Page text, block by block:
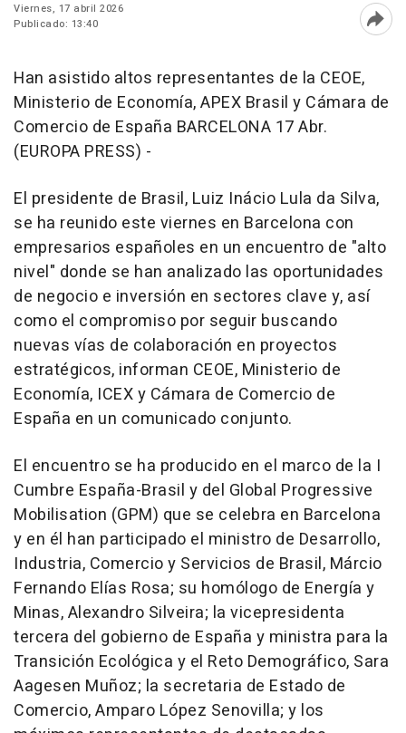
Viernes, 17 abril 2026
Publicado: 13:40
Han asistido altos representantes de la CEOE,
Ministerio de Economía, APEX Brasil y Cámara de
Comercio de España BARCELONA 17 Abr.
(EUROPA PRESS) -
El presidente de Brasil, Luiz Inácio Lula da Silva,
se ha reunido este viernes en Barcelona con
empresarios españoles en un encuentro de "alto
nivel" donde se han analizado las oportunidades
de negocio e inversión en sectores clave y, así
como el compromiso por seguir buscando
nuevas vías de colaboración en proyectos
estratégicos, informan CEOE, Ministerio de
Economía, ICEX y Cámara de Comercio de
España en un comunicado conjunto.
El encuentro se ha producido en el marco de la I
Cumbre España-Brasil y del Global Progressive
Mobilisation (GPM) que se celebra en Barcelona
y en él han participado el ministro de Desarrollo,
Industria, Comercio y Servicios de Brasil, Márcio
Fernando Elías Rosa; su homólogo de Energía y
Minas, Alexandro Silveira; la vicepresidenta
tercera del gobierno de España y ministra para la
Transición Ecológica y el Reto Demográfico, Sara
Aagesen Muñoz; la secretaria de Estado de
Comercio, Amparo López Senovilla; y los